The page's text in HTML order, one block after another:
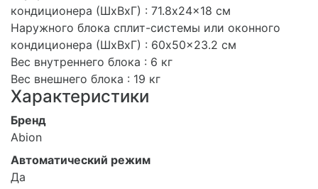
кондиционера (ШxВxГ) : 71.8x24x18 см
Наружного блока сплит-системы или оконного
кондиционера (ШxВxГ) : 60x50x23.2 см
Вес внутреннего блока : 6 кг
Вес внешнего блока : 19 кг
Характеристики
Бренд
Abion
Автоматический режим
Да